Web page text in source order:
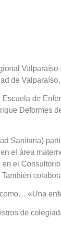
de
Escuela de
Deformes
Sanitaria)
el área
en el
«Una
de